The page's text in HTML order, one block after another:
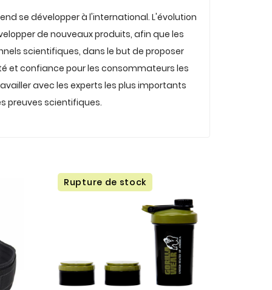
se développer à l'international. L'évolution
de nouveaux produits, afin que les
scientifiques, dans le but de proposer
et confiance pour les consommateurs les
avec les experts les plus importants
preuves scientifiques.
Rupture de stock